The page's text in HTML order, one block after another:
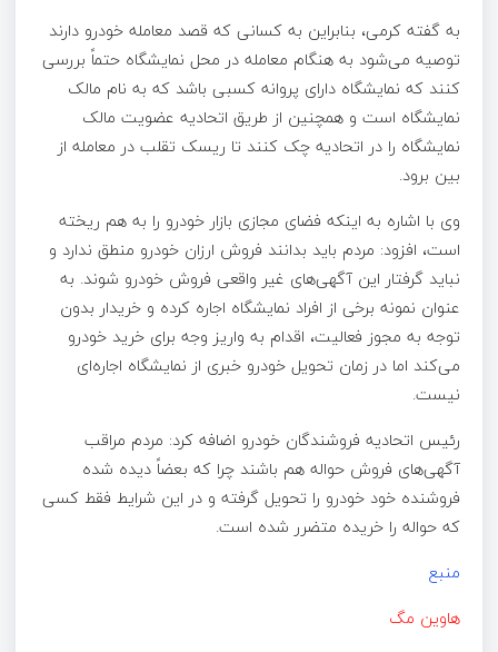
به گفته کرمی، بنابراین به کسانی که قصد معامله خودرو دارند
توصیه می‌شود به هنگام معامله در محل نمایشگاه حتماً بررسی
کنند که نمایشگاه دارای پروانه کسبی باشد که به نام مالک
نمایشگاه است و همچنین از طریق اتحادیه عضویت مالک
نمایشگاه را در اتحادیه چک کنند تا ریسک تقلب در معامله از
بین برود.
وی با اشاره به اینکه فضای مجازی بازار خودرو را به هم ریخته
است، افزود: مردم باید بدانند فروش ارزان خودرو منطق ندارد و
نباید گرفتار این آگهی‌های غیر واقعی فروش خودرو شوند. به
عنوان نمونه برخی از افراد نمایشگاه اجاره کرده و خریدار بدون
توجه به مجوز فعالیت، اقدام به واریز وجه برای خرید خودرو
می‌کند اما در زمان تحویل خودرو خبری از نمایشگاه اجاره‌ای
نیست.
رئیس اتحادیه فروشندگان خودرو اضافه کرد: مردم مراقب
آگهی‌های فروش حواله هم باشند چرا که بعضاً دیده شده
فروشنده خود خودرو را تحویل گرفته و در این شرایط فقط کسی
که حواله را خریده متضرر شده است.
منبع
هاوین مگ